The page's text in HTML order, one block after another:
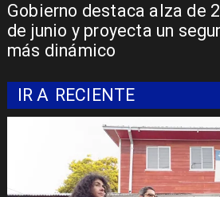
Gobierno destaca alza de
de junio y proyecta un
más dinámico
IR A RECIENTE